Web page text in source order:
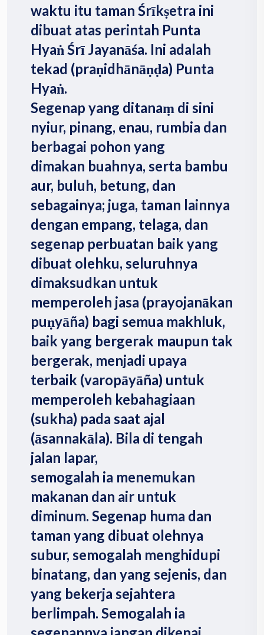
waktu itu taman Śrīkṣetra ini
dibuat atas perintah Punta
Hyaṅ Śrī Jayanāśa. Ini adalah
tekad (praṇidhānāṇḍa) Punta
Hyaṅ.
Segenap yang ditanaṃ di sini
nyiur, pinang, enau, rumbia dan
berbagai pohon yang
dimakan buahnya, serta bambu
aur, buluh, betung, dan
sebagainya; juga, taman lainnya
dengan empang, telaga, dan
segenap perbuatan baik yang
dibuat olehku, seluruhnya
dimaksudkan untuk
memperoleh jasa (prayojanākan
puṇyāña) bagi semua makhluk,
baik yang bergerak maupun tak
bergerak, menjadi upaya
terbaik (varopāyāña) untuk
memperoleh kebahagiaan
(sukha) pada saat ajal
(āsannakāla). Bila di tengah
jalan lapar,
semogalah ia menemukan
makanan dan air untuk
diminum. Segenap huma dan
taman yang dibuat olehnya
subur, semogalah menghidupi
binatang, dan yang sejenis, dan
yang bekerja sejahtera
berlimpah. Semogalah ia